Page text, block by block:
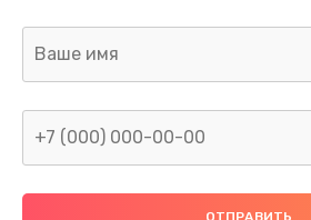
Заказать
Ремонт
400 руб.